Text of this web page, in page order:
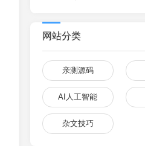
网站分类
亲测源码
AI人工智能
杂文技巧